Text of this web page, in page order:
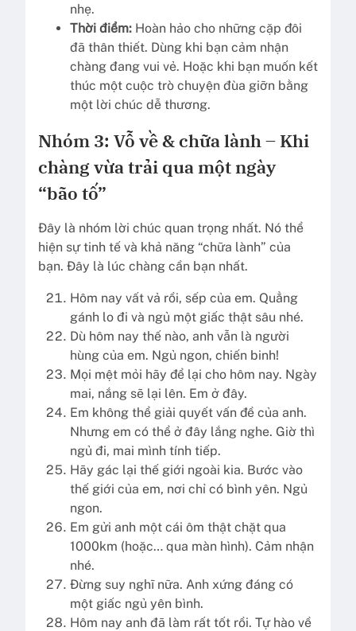
nhẹ.
Thời điểm: Hoàn hảo cho những cặp đôi
đã thân thiết. Dùng khi bạn cảm nhận
chàng đang vui vẻ. Hoặc khi bạn muốn kết
thúc một cuộc trò chuyện đùa giỡn bằng
một lời chúc dễ thương.
Nhóm 3: Vỗ về & chữa lành – Khi
chàng vừa trải qua một ngày
“bão tố”
Đây là nhóm lời chúc quan trọng nhất. Nó thể
hiện sự tinh tế và khả năng “chữa lành” của
bạn. Đây là lúc chàng cần bạn nhất.
Hôm nay vất vả rồi, sếp của em. Quẳng
gánh lo đi và ngủ một giấc thật sâu nhé.
Dù hôm nay thế nào, anh vẫn là người
hùng của em. Ngủ ngon, chiến binh!
Mọi mệt mỏi hãy để lại cho hôm nay. Ngày
mai, nắng sẽ lại lên. Em ở đây.
Em không thể giải quyết vấn đề của anh.
Nhưng em có thể ở đây lắng nghe. Giờ thì
ngủ đi, mai mình tính tiếp.
Hãy gác lại thế giới ngoài kia. Bước vào
thế giới của em, nơi chỉ có bình yên. Ngủ
ngon.
Em gửi anh một cái ôm thật chặt qua
1000km (hoặc… qua màn hình). Cảm nhận
nhé.
Đừng suy nghĩ nữa. Anh xứng đáng có
một giấc ngủ yên bình.
Hôm nay anh đã làm rất tốt rồi. Tự hào về